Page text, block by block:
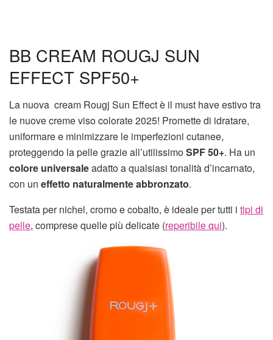
BB CREAM ROUGJ SUN
EFFECT SPF50+
La nuova cream Rougj Sun Effect è il must have estivo tra
le nuove creme viso colorate 2025! Promette di idratare,
uniformare e minimizzare le imperfezioni cutanee,
proteggendo la pelle grazie all’utilissimoSPF 50+. Ha un
colore universaleadatto a qualsiasi tonalità d’incarnato,
con un effetto naturalmente abbronzato.
Testata per nichel, cromo e cobalto, è ideale per tutti i tipi di
pelle, comprese quelle più delicate (reperibile qui).